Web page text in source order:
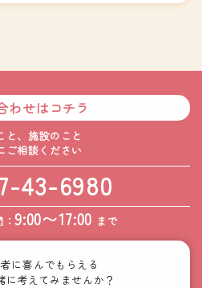
わせはコチラ
と、施設のこと
ご相談ください
43-6980
：9:00〜17:00 まで
に喜んでもらえる
に考えてみませんか？